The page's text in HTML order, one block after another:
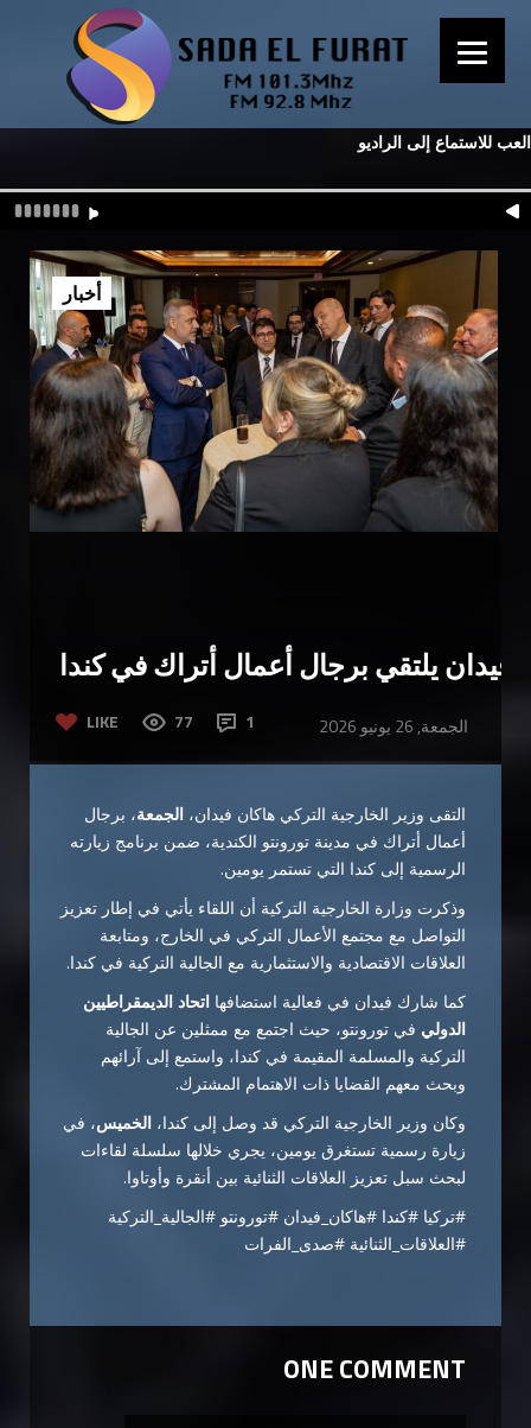
العب للاستماع إلى الراديو
فيدان يلتقي برجال أعمال أتراك في كندا
LIKE 77 1 الجمعة, 26 يونيو 2026
أخبار
التقى وزير الخارجية التركي هاكان فيدان، الجمعة، برجال
أعمال أتراك في مدينة تورونتو الكندية، ضمن برنامج زيارته
الرسمية إلى كندا التي تستمر يومين.
وذكرت وزارة الخارجية التركية أن اللقاء يأتي في إطار تعزيز
التواصل مع مجتمع الأعمال التركي في الخارج، ومتابعة
العلاقات الاقتصادية والاستثمارية مع الجالية التركية في كندا.
كما شارك فيدان في فعالية استضافها اتحاد الديمقراطيين
الدولي في تورونتو، حيث اجتمع مع ممثلين عن الجالية
التركية والمسلمة المقيمة في كندا، واستمع إلى آرائهم
وبحث معهم القضايا ذات الاهتمام المشترك.
وكان وزير الخارجية التركي قد وصل إلى كندا، الخميس، في
زيارة رسمية تستغرق يومين، يجري خلالها سلسلة لقاءات
لبحث سبل تعزيز العلاقات الثنائية بين أنقرة وأوتاوا.
#تركيا #كندا #هاكان_فيدان #تورونتو #الجالية_التركية
#العلاقات_الثنائية #صدى_الفرات
ONE COMMENT